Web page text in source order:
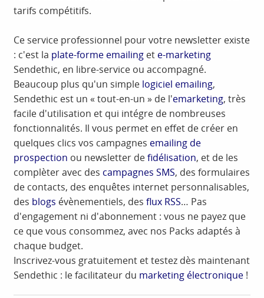
tarifs compétitifs.
Ce service professionnel pour votre newsletter existe
: c'est la plate-forme emailing et e-marketing
Sendethic, en libre-service ou accompagné.
Beaucoup plus qu'un simple logiciel emailing,
Sendethic est un « tout-en-un » de l'emarketing, très
facile d'utilisation et qui intégre de nombreuses
fonctionnalités. Il vous permet en effet de créer en
quelques clics vos campagnes emailing de
prospection ou newsletter defidélisation, et de les
complèter avec des campagnes SMS, des formulaires
de contacts, des enquêtes internet personnalisables,
des blogs évènementiels, desflux RSS… Pas
d'engagement ni d'abonnement : vous ne payez que
ce que vous consommez, avec nos Packs adaptés à
chaque budget.
Inscrivez-vous gratuitement et testez dès maintenant
Sendethic : le facilitateur du marketing électronique !